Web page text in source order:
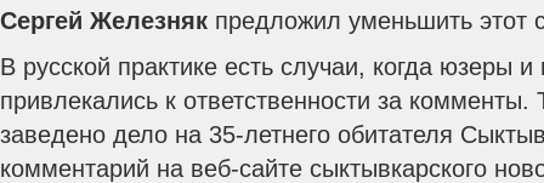
Сергей Железняк предложил уменьшить этот
В русской практике есть случаи, когда юзеры
привлекались к ответственности за
заведено дело на 35-летнего обитателя
комментарий на веб-сайте сыктывкарского